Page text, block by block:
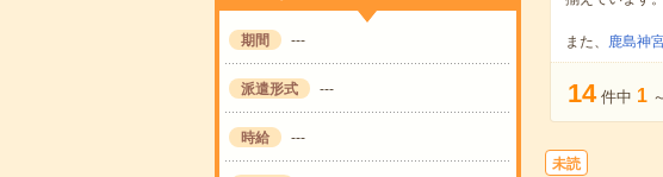
期間 ---
派遣形式 ---
時給 ---
また、 鹿島神
14 件中 1 ～
未読